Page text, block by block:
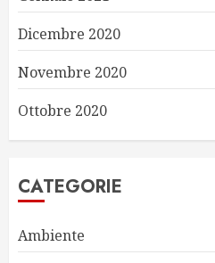
Dicembre 2020
Novembre 2020
Ottobre 2020
CATEGORIE
Ambiente